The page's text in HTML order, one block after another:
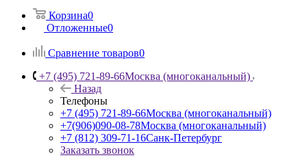
Корзина0
Отложенные0
Сравнение товаров0
+7 (495) 721-89-66Москва (многоканальный)
Назад
Телефоны
+7 (495) 721-89-66Москва (многоканальный)
+7(906)090-08-78Москва (многоканальный)
+7 (812) 309-71-16Санк-Петербург
Заказать звонок